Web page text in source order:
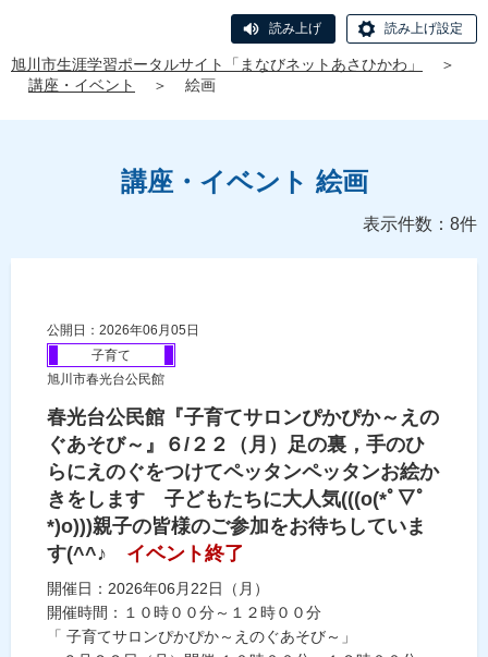
読み上げ 読み上げ設定
旭川市生涯学習ポータルサイト「まなびネットあさひかわ」
＞
講座・イベント
＞ 絵画
講座・イベント 絵画
表示件数：8件
公開日：2026年06月05日
子育て
旭川市春光台公民館
春光台公民館『子育てサロンぴかぴか～えの
ぐあそび～』６/２２（月）足の裏，手のひ
らにえのぐをつけてペッタンペッタンお絵か
きをします 子どもたちに大人気(((o(*ﾟ▽ﾟ
*)o)))親子の皆様のご参加をお待ちしていま
す(^^♪
イベント終了
開催日：2026年06月22日（月）
開催時間：１０時００分～１２時００分
「 子育てサロンぴかぴか～えのぐあそび～」